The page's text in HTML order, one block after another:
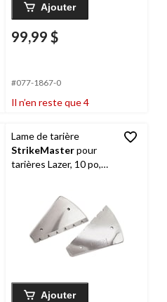
Ajouter
99,99 $
#077-1867-0
Il n’en reste que 4
Lame de tarière
StrikeMasterpour
tarières Lazer, 10 po,
Ajouter